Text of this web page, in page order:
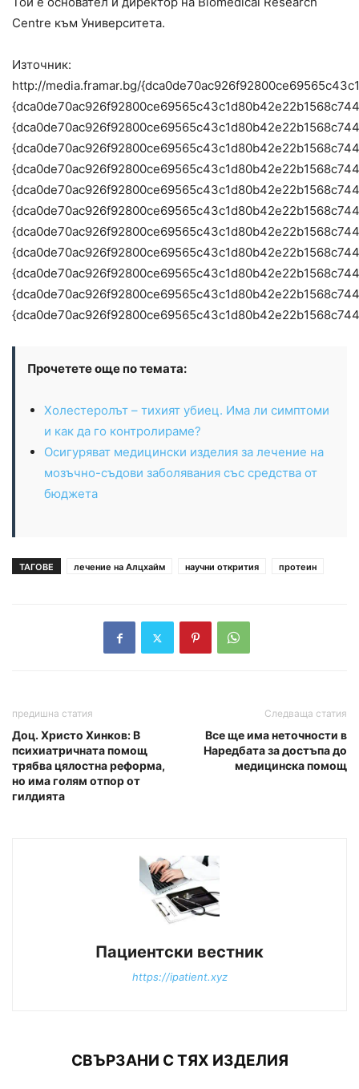
Centre към Университета.
Източник:
http://media.framar.bg/
Прочетете още по темата:
Холестеролът – тихият убиец. Има ли симптоми
и как да го контролираме?
Осигуряват медицински изделия за лечение на
мозъчно-съдови заболявания със средства от
бюджета
ТАГОВЕ лечение на Алцхайм научни открития протеин
предишна статия
Доц. Христо Хинков: В
психиатричната помощ
трябва цялостна реформа,
но има голям отпор от
гилдията
Следваща статия
Все ще има неточности в
Наредбата за достъпа до
медицинска помощ
Пациентски вестник
https://ipatient.xyz
СВЪРЗАНИ С ТЯХ ИЗДЕЛИЯ